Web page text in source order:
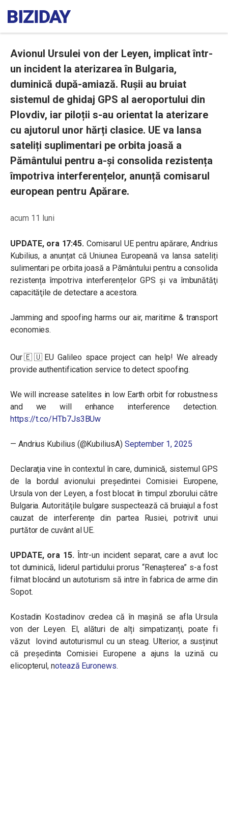
Avionul Ursulei von der Leyen, implicat într-
un incident la aterizarea în Bulgaria,
duminică după-amiază. Rușii au bruiat
sistemul de ghidaj GPS al aeroportului din
Plovdiv, iar piloții s-au orientat la aterizare
cu ajutorul unor hărți clasice. UE va lansa
sateliți suplimentari pe orbita joasă a
Pământului pentru a-și consolida rezistența
împotriva interferențelor, anunță comisarul
european pentru Apărare.
acum 11 luni
UPDATE, ora 17:45. Comisarul UE pentru apărare, Andrius
Kubilius, a anunțat că Uniunea Europeană va lansa sateliți
sulimentari pe orbita joasă a Pământului pentru a consolida
rezistența împotriva interferențelor GPS şi va îmbunătăţi
capacităţile de detectare a acestora.
Jamming and spoofing harms our air, maritime & transport
economies.
Our🇪🇺EU Galileo space project can help! We already
provide authentification service to detect spoofing.
We will increase satelites in low Earth orbit for robustness
and we will enhance interference detection.
https://t.co/HTb7Js3BUw
— Andrius Kubilius (@KubiliusA) September 1, 2025
Declaraţia vine în contextul în care, duminică, sistemul GPS
de la bordul avionului preşedintei Comisiei Europene,
Ursula von der Leyen, a fost blocat în timpul zborului către
Bulgaria. Autorităţile bulgare suspectează că bruiajul a fost
cauzat de interferenţe din partea Rusiei, potrivit unui
purtător de cuvânt al UE.
UPDATE, ora 15.Într-un incident separat, care a avut loc
tot duminică, liderul partidului prorus “Renașterea” s-a fost
filmat blocând un autoturism să intre în fabrica de arme din
Sopot.
Kostadin Kostadinov credea că în mașină se afla Ursula
von der Leyen. El, alături de alți simpatizanți, poate fi
văzut lovind autoturismul cu un steag. Ulterior, a susținut
că președinta Comisiei Europene a ajuns la uzină cu
elicopterul, notează Euronews.